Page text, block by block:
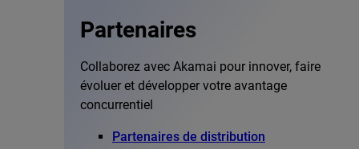
Partenaires
Collaborez avec Akamai pour innover, faire
évoluer et développer votre avantage
concurrentiel
Partenaires de distribution